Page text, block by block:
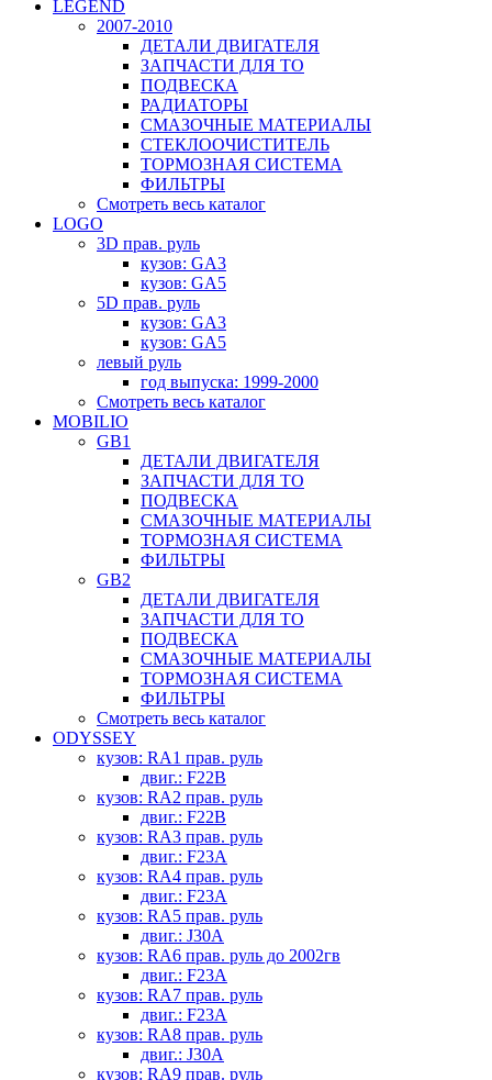
LEGEND
2007-2010
ДЕТАЛИ ДВИГАТЕЛЯ
ЗАПЧАСТИ ДЛЯ ТО
ПОДВЕСКА
РАДИАТОРЫ
СМАЗОЧНЫЕ МАТЕРИАЛЫ
СТЕКЛООЧИСТИТЕЛЬ
ТОРМОЗНАЯ СИСТЕМА
ФИЛЬТРЫ
Смотреть весь каталог
LOGO
3D прав. руль
кузов: GA3
кузов: GA5
5D прав. руль
кузов: GA3
кузов: GA5
левый руль
год выпуска: 1999-2000
Смотреть весь каталог
MOBILIO
GB1
ДЕТАЛИ ДВИГАТЕЛЯ
ЗАПЧАСТИ ДЛЯ ТО
ПОДВЕСКА
СМАЗОЧНЫЕ МАТЕРИАЛЫ
ТОРМОЗНАЯ СИСТЕМА
ФИЛЬТРЫ
GB2
ДЕТАЛИ ДВИГАТЕЛЯ
ЗАПЧАСТИ ДЛЯ ТО
ПОДВЕСКА
СМАЗОЧНЫЕ МАТЕРИАЛЫ
ТОРМОЗНАЯ СИСТЕМА
ФИЛЬТРЫ
Смотреть весь каталог
ODYSSEY
кузов: RA1 прав. руль
двиг.: F22B
кузов: RA2 прав. руль
двиг.: F22B
кузов: RA3 прав. руль
двиг.: F23A
кузов: RA4 прав. руль
двиг.: F23A
кузов: RA5 прав. руль
двиг.: J30A
кузов: RA6 прав. руль до 2002гв
двиг.: F23A
кузов: RA7 прав. руль
двиг.: F23A
кузов: RA8 прав. руль
двиг.: J30A
кузов: RA9 прав. руль